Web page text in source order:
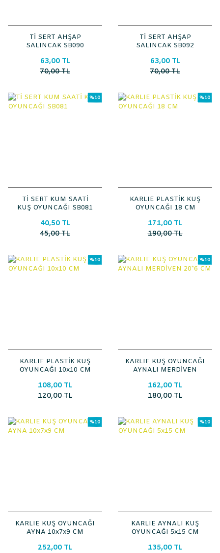
Tİ SERT AHŞAP
SALINCAK SB090
63,00 TL
70,00 TL
Tİ SERT AHŞAP
SALINCAK SB092
63,00 TL
70,00 TL
%10
Tİ SERT KUM SAATİ
KUŞ OYUNCAĞI SB081
40,50 TL
45,00 TL
%10
KARLIE PLASTİK KUŞ
OYUNCAĞI 18 CM
171,00 TL
190,00 TL
%10
KARLIE PLASTİK KUŞ
OYUNCAĞI 10x10 CM
108,00 TL
120,00 TL
%10
KARLIE KUŞ OYUNCAĞI
AYNALI MERDİVEN
162,00 TL
180,00 TL
%10
KARLIE KUŞ OYUNCAĞI
AYNA 10x7x9 CM
252,00 TL
%10
KARLIE AYNALI KUŞ
OYUNCAĞI 5x15 CM
135,00 TL